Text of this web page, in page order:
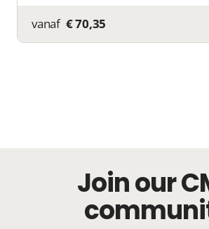
vanaf € 70,35
Join our